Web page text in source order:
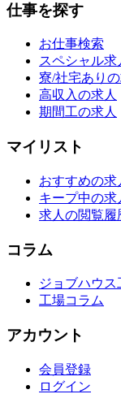
仕事を探す
お仕事検索
スペシャル求
寮/社宅あり
高収入の求人
期間工の求人
マイリスト
おすすめの求
キープ中の求
求人の閲覧履
コラム
ジョブハウス
工場コラム
アカウント
会員登録
ログイン